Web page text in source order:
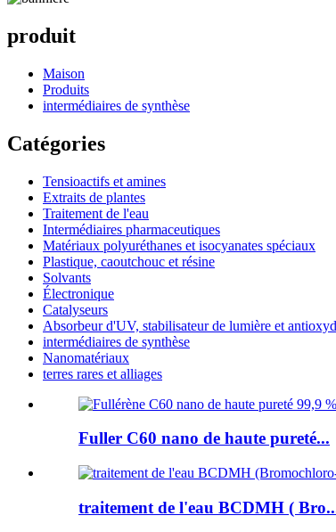
produit
Maison
Produits
intermédiaires de synthèse
Catégories
Tensioactifs et amines
Extraits de plantes
Traitement de l'eau
Intermédiaires pharmaceutiques
Matériaux polyuréthanes et isocyanates spéciaux
Plastique, caoutchouc et résine
Solvants
Électronique
Catalyseurs
Absorbeur d'UV, stabilisateur de lumière et
intermédiaires de synthèse
Nanomatériaux
terres rares et alliages
Fuller C60 nano de haute pureté...
traitement de l'eau BCDMH (